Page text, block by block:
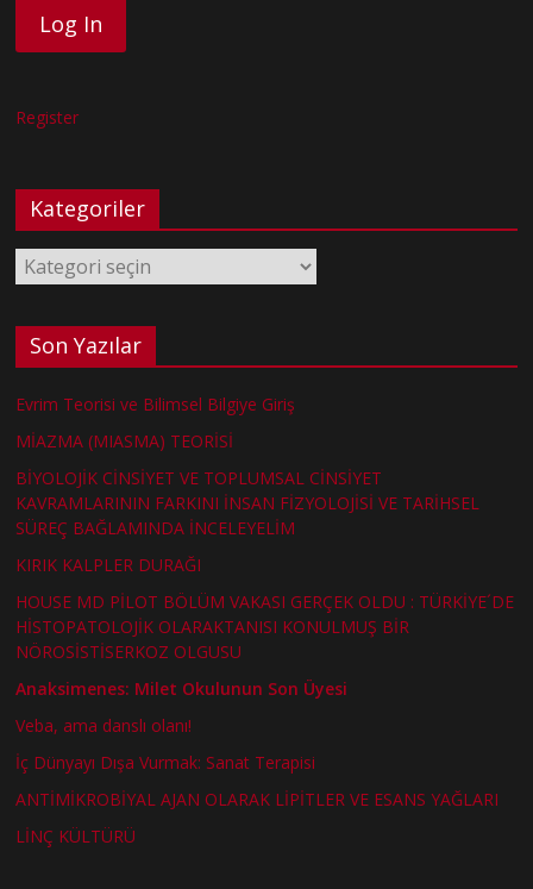
Register
Kategoriler
Kategoriler
Son Yazılar
Evrim Teorisi ve Bilimsel Bilgiye Giriş
MİAZMA (MIASMA) TEORİSİ
BİYOLOJİK CİNSİYET VE TOPLUMSAL CİNSİYET
KAVRAMLARININ FARKINI İNSAN FİZYOLOJİSİ VE TARİHSEL
SÜREÇ BAĞLAMINDA İNCELEYELİM
KIRIK KALPLER DURAĞI
HOUSE MD PİLOT BÖLÜM VAKASI GERÇEK OLDU : TÜRKİYE´DE
HİSTOPATOLOJİK OLARAKTANISI KONULMUŞ BİR
NÖROSİSTİSERKOZ OLGUSU
Anaksimenes: Milet Okulunun Son Üyesi
Veba, ama danslı olanı!
İç Dünyayı Dışa Vurmak: Sanat Terapisi
ANTİMİKROBİYAL AJAN OLARAK LİPİTLER VE ESANS YAĞLARI
LİNÇ KÜLTÜRÜ